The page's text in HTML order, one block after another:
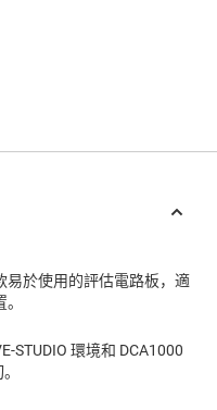
易於使用的評估電路板，適
STUDIO 環境和 DCA1000